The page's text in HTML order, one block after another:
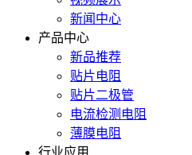
新闻中心
产品中心
新品推荐
贴片电阻
贴片二极管
电流检测电阻
薄膜电阻
行业应用